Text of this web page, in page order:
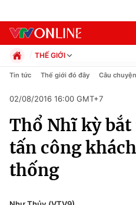
Chuyên mục
Chính trị
Xã hội
THẾ GIỚI
Chính trị
Pháp luật
Kinh tế
Thể thao
Truyền hình
Văn hóa - Giải trí
Y tế
Tin tức Thế giới đó đây Câu
02/08/2016 16:00 GMT+7
Thổ Nhĩ kỳ bắt
tấn công
thống